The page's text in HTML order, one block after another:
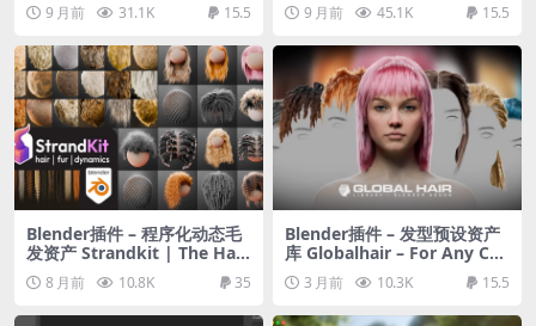
9 月前 31.1K 15.5 9 月前 45.1K 15.5
Blender插件 – 程序化动态毛
发资产 Strandkit | The Hair,
Fur & Dynamics Library
8 月前 10.8K 35
Blender插件 – 发型预设资产
库 Globalhair – For Any Cha
racter – Hair Library
3 月前 10.3K 15.5